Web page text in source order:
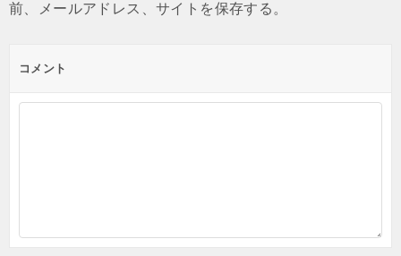
前、メールアドレス、サイトを保存する。
コメント